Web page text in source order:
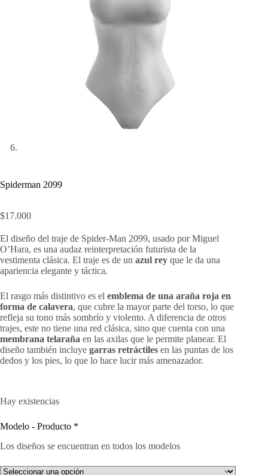
Spiderman 2099
$17.000
El diseño del traje de Spider-Man 2099, usado por Miguel
O’Hara, es una audaz reinterpretación futurista de la
vestimenta clásica. El traje es de un azul rey que le da una
apariencia elegante y táctica.
El rasgo más distintivo es el emblema de una araña roja en
forma de calavera, que cubre la mayor parte del torso, lo que
refleja su tono más sombrío y violento. A diferencia de otros
trajes, este no tiene una red clásica, sino que cuenta con una
membrana telaraña en las axilas que le permite planear. El
diseño también incluye garras retráctiles en las puntas de los
dedos y los pies, lo que lo hace lucir más amenazador.
Hay existencias
Modelo - Producto *
Los diseños se encuentran en todos los modelos